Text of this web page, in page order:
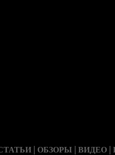
| ОБЗОРЫ | ВИДЕО |